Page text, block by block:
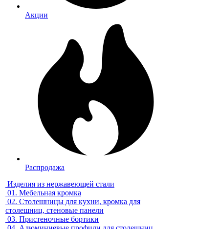
Акции
Распродажа
Изделия из нержавеющей стали
01. Мебельная кромка
02. Столешницы для кухни, кромка для
столешниц, стеновые панели
03. Пристеночные бортики